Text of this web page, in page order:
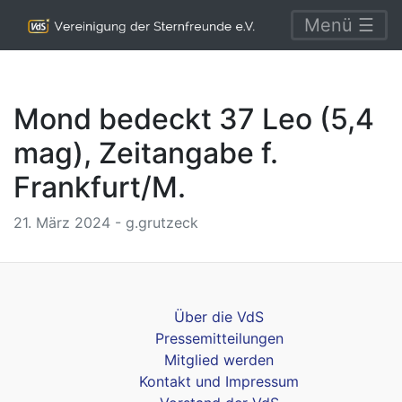
Menü ☰
Mond bedeckt 37 Leo (5,4
mag), Zeitangabe f.
Frankfurt/M.
21. März 2024 - g.grutzeck
Über die VdS
Pressemitteilungen
Mitglied werden
Kontakt und Impressum